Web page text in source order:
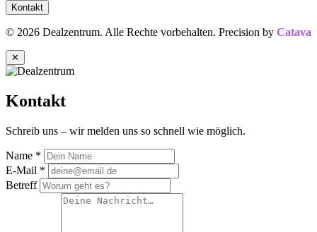
Kontakt
© 2026 Dealzentrum. Alle Rechte vorbehalten. Precision by Catava
✕
Kontakt
Schreib uns – wir melden uns so schnell wie möglich.
Name *
E-Mail *
Betreff